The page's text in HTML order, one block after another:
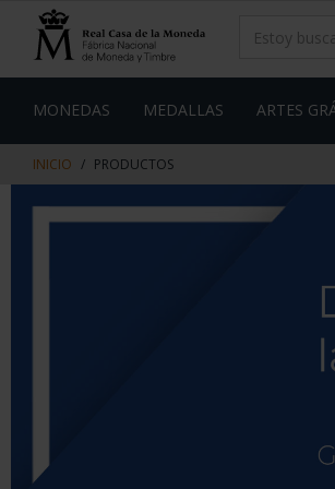
contenido
de
MONEDAS MEDALLAS ARTES
INICIO PRODUCTOS